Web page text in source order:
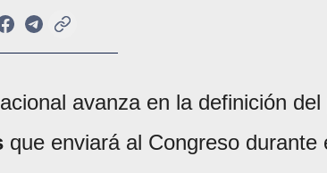
avanza en la definición del
que enviará al Congreso